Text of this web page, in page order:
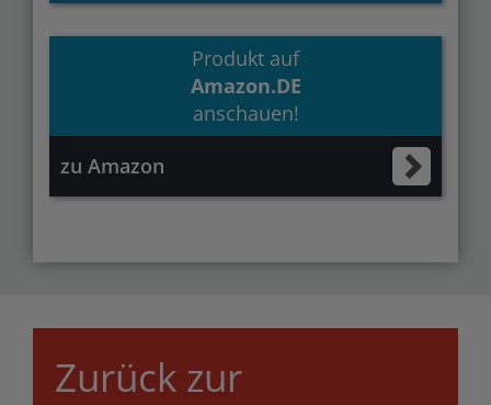
Produkt auf
Amazon.DE
anschauen!
zu Amazon
Zurück zur